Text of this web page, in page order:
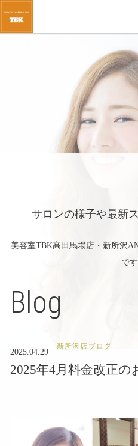
サロンの様子や最新
美容室TBK高田馬場店・新所沢
です
Blog
2025.04.29
新所沢店ブログ
2025年4月料金改正の